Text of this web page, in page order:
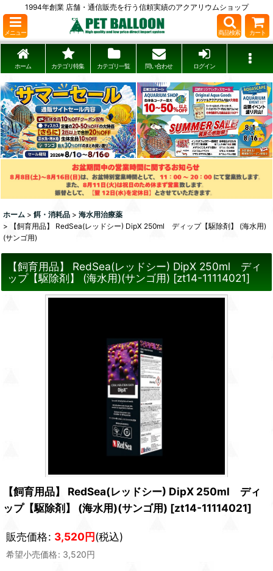
1994年創業 店舗・通信販売を行う信頼実績のアクアリウムショップ
メニュー 商品検索 カート
ホーム カテゴリ特集 カテゴリ一覧 問い合わせ ログイン
ホーム > 餌・消耗品 > 海水用治療薬
>
【飼育用品】 RedSea(レッドシー) DipX 250ml ディップ【駆除剤】 (海水用)
(サンゴ用)
【飼育用品】 RedSea(レッドシー) DipX 250ml ディ
ップ【駆除剤】 (海水用)(サンゴ用) [zt14-11114021]
【飼育用品】 RedSea(レッドシー) DipX 250ml ディ
ップ【駆除剤】 (海水用)(サンゴ用) [zt14-11114021]
販売価格: 3,520円(税込)
希望小売価格: 3,520円